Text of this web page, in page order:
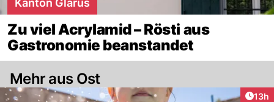
Kanton Glarus
Zu viel Acrylamid – Rösti aus
Gastronomie beanstandet
Mehr aus Ost
13h